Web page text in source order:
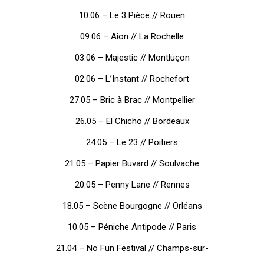
10.06 – Le 3 Pièce // Rouen
09.06 – Aion // La Rochelle
03.06 – Majestic // Montluçon
02.06 – L’Instant // Rochefort
27.05 – Bric à Brac // Montpellier
26.05 – El Chicho // Bordeaux
24.05 – Le 23 // Poitiers
21.05 – Papier Buvard // Soulvache
20.05 – Penny Lane // Rennes
18.05 – Scène Bourgogne // Orléans
10.05 – Péniche Antipode // Paris
21.04 – No Fun Festival // Champs-sur-